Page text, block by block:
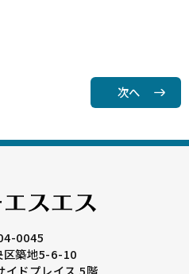
次へ
0045
区築地5-6-10
イドプレイス 5階